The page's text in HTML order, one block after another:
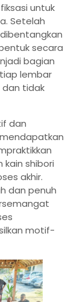
untuk
Setelah
secara
bagian
lembar
dan tidak
dan
shibori
akhir.
dan penuh
motif-